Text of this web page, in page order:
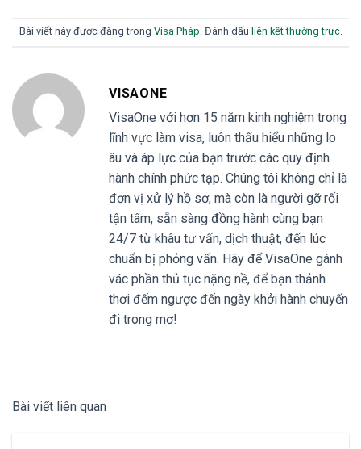
Bài viết này được đăng trong Visa Pháp. Đánh dấu liên kết thường trực.
VISAONE
VisaOne với hơn 15 năm kinh nghiệm trong
lĩnh vực làm visa, luôn thấu hiểu những lo
âu và áp lực của bạn trước các quy định
hành chính phức tạp. Chúng tôi không chỉ là
đơn vị xử lý hồ sơ, mà còn là người gỡ rối
tận tâm, sẵn sàng đồng hành cùng bạn
24/7 từ khâu tư vấn, dịch thuật, đến lúc
chuẩn bị phỏng vấn. Hãy để VisaOne gánh
vác phần thủ tục nặng nề, để bạn thảnh
thơi đếm ngược đến ngày khởi hành chuyến
đi trong mơ!
Bài viết liên quan